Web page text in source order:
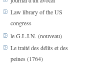
Law library of the US
congress
le G.L.I.N. (nouveau)
Le traité des délits et des
peines (1764)